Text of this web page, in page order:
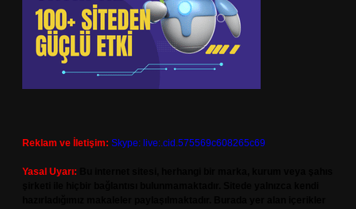
Reklam ve İletişim: Skype: live:.cid.575569c608265c69
Yasal Uyarı: